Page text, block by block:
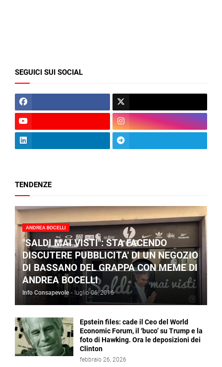
SEGUICI SUI SOCIAL
TENDENZE
ANDREA BOCELLI
"SALDI MAI VISTI": STA FACENDO
DISCUTERE PUBBLICITA' DI UN NEGOZIO
DI BASSANO DEL GRAPPA CON MEME DI
ANDREA BOCELLI
Info Consapevole - luglio 06, 2016
Epstein files: cade il Ceo del World
Economic Forum, il ‘buco’ su Trump e la
foto di Hawking. Ora le deposizioni dei
Clinton
febbraio 26, 2026